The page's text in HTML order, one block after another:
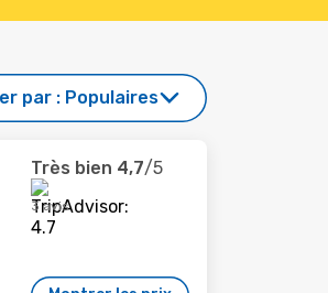
par : Populaires
Très bien 4,7/5
3 avis